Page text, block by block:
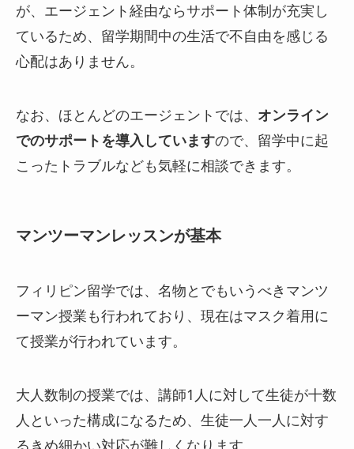
が、エージェント経由ならサポート体制が充実し
ているため、留学期間中の生活で不自由を感じる
心配はありません。
なお、ほとんどのエージェントでは、 オンライン
でのサポートを導入していますので、留学中に起
こったトラブルなども気軽に相談できます。
マンツーマンレッスンが基本
フィリピン留学では、名物とでもいうべきマンツ
ーマン授業も行われており、現在はマスク着用に
て授業が行われています。
大人数制の授業では、講師1人に対して生徒が十数
人といった構成になるため、生徒一人一人に対す
るきめ細かい対応が難しくなります。